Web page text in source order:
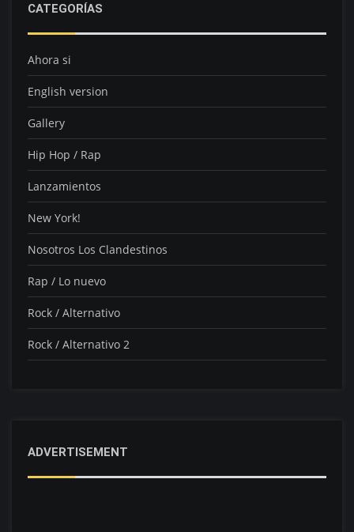
CATEGORÍAS
Ahora si
English version
Gallery
Hip Hop / Rap
Lanzamientos
New York!
Nosotros Los Clandestinos
Rap / Lo nuevo
Rock / Alternativo
Rock / Alternativo 2
ADVERTISEMENT